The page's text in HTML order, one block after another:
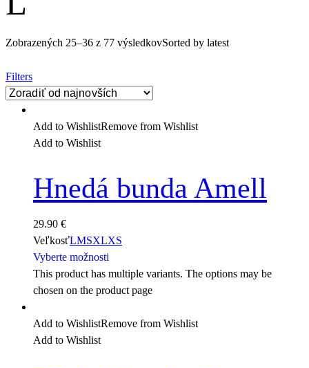
Zobrazených 25–36 z 77 výsledkovSorted by latest
Filters
Add to WishlistRemove from Wishlist
Add to Wishlist
Hnedá bunda Amell
29.90 €
VeľkosťLMSXLXS
Vyberte možnosti
This product has multiple variants. The options may be
chosen on the product page
Add to WishlistRemove from Wishlist
Add to Wishlist